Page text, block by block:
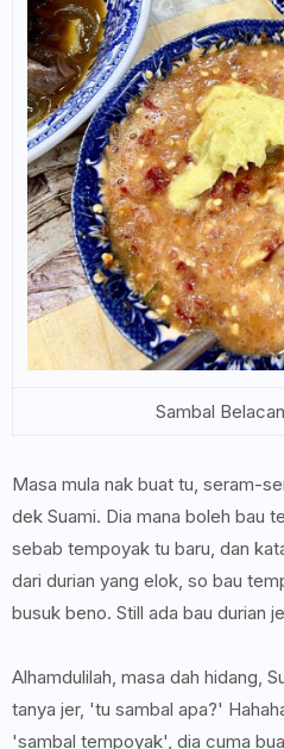
Sambal
Masa mula nak buat tu, seram-
dek Suami. Dia mana boleh bau
sebab tempoyak tu baru, dan
dari durian yang elok, so bau
busuk beno. Still ada bau durian
Alhamdulilah, masa dah hidang,
tanya jer, 'tu sambal apa?'
'sambal tempoyak', dia cuma